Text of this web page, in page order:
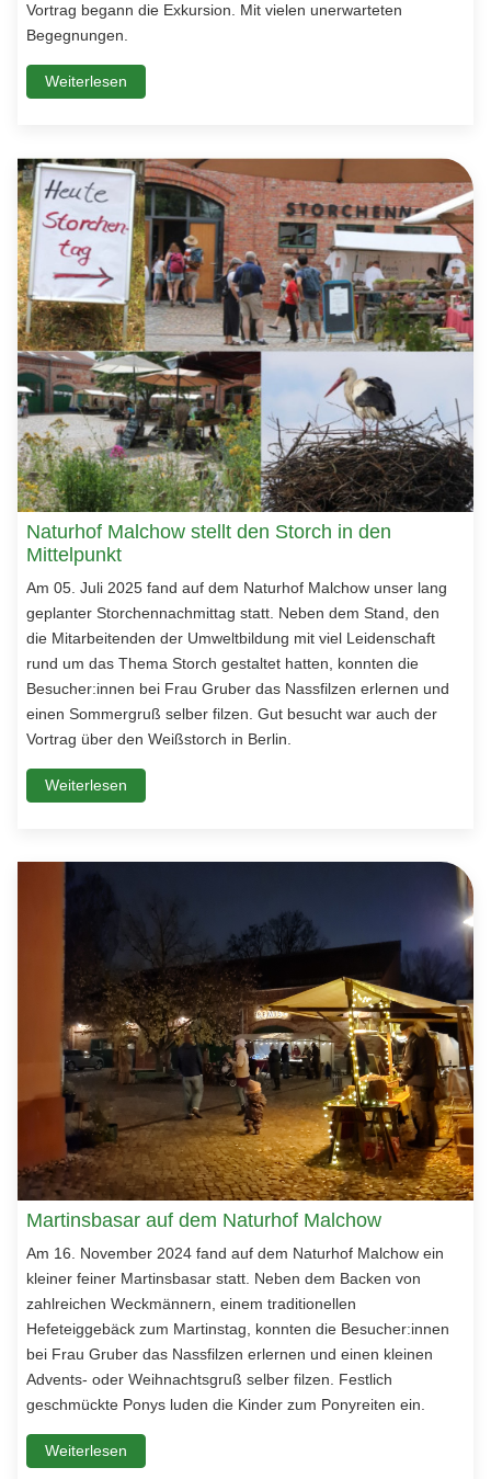
Vortrag begann die Exkursion. Mit vielen unerwarteten
Begegnungen.
Weiterlesen
Naturhof Malchow stellt den Storch in den
Mittelpunkt
Am 05. Juli 2025 fand auf dem Naturhof Malchow unser lang
geplanter Storchennachmittag statt. Neben dem Stand, den
die Mitarbeitenden der Umweltbildung mit viel Leidenschaft
rund um das Thema Storch gestaltet hatten, konnten die
Besucher:innen bei Frau Gruber das Nassfilzen erlernen und
einen Sommergruß selber filzen. Gut besucht war auch der
Vortrag über den Weißstorch in Berlin.
Weiterlesen
Martinsbasar auf dem Naturhof Malchow
Am 16. November 2024 fand auf dem Naturhof Malchow ein
kleiner feiner Martinsbasar statt. Neben dem Backen von
zahlreichen Weckmännern, einem traditionellen
Hefeteiggebäck zum Martinstag, konnten die Besucher:innen
bei Frau Gruber das Nassfilzen erlernen und einen kleinen
Advents- oder Weihnachtsgruß selber filzen. Festlich
geschmückte Ponys luden die Kinder zum Ponyreiten ein.
Weiterlesen